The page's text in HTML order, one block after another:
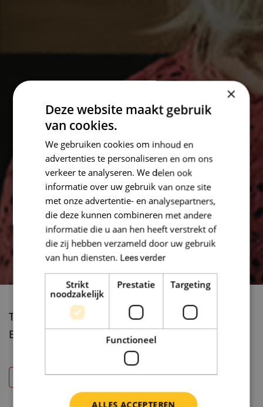
T:
+31641056054
E:
l.vanginneken@spijtenburg.nl
×
Deze website maakt gebruik
van cookies.
We gebruiken cookies om inhoud en
advertenties te personaliseren en om ons
verkeer te analyseren. We delen ook
informatie over uw gebruik van onze site
met onze advertentie- en analysepartners,
die deze kunnen combineren met andere
informatie die u aan hen heeft verstrekt of
die zij hebben verzameld door uw gebruik
van hun diensten. Lees verder
Strikt
noodzakelijk
Prestatie Targeting
Functioneel
ALLES ACCEPTEREN